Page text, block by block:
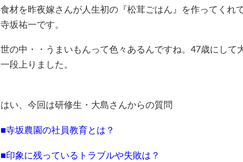
食材を昨夜嫁さんが人生初の『松茸ごはん』を作ってくれ
寺坂祐一です。
世の中・・うまいもんって色々あるんですね。47歳にして
一段上りました。
はい、今回は研修生・大島さんからの質問
■寺坂農園の社員教育とは？
■印象に残っているトラブルや失敗は？